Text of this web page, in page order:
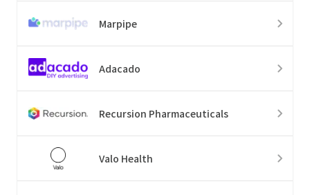
Marpipe
Adacado
Recursion Pharmaceuticals
Valo Health